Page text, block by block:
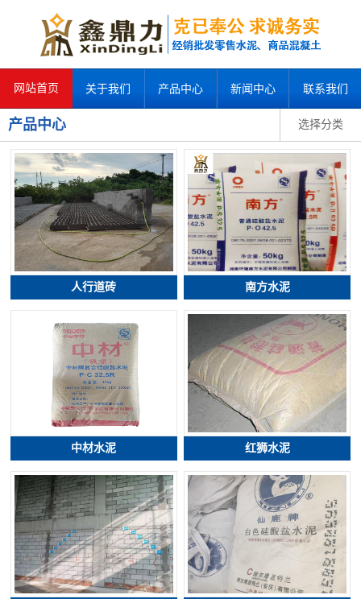
网站首页 关于我们 产品中心 新闻中心 联系我们
选择分类
产品中心
人行道砖 南方水泥
中材水泥 红狮水泥